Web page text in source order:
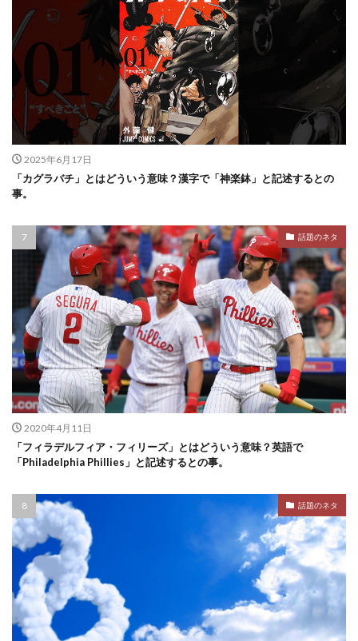
2025年6月17日
「カグラバチ」とはどういう意味？漢字で「神楽鉢」と記述するとの
事。
話題のネタ
2020年4月11日
「フィラデルフィア・フィリーズ」とはどういう意味？英語で
「Philadelphia Phillies」と記述するとの事。
話題のネタ